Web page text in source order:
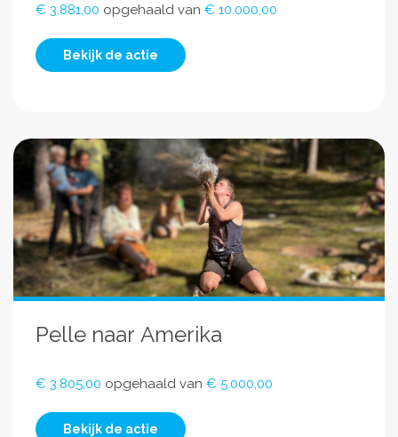
€ 3.881,00 opgehaald van € 10.000,00
Bekijk de actie
Pelle naar Amerika
€ 3.805,00 opgehaald van € 5.000,00
Bekijk de actie